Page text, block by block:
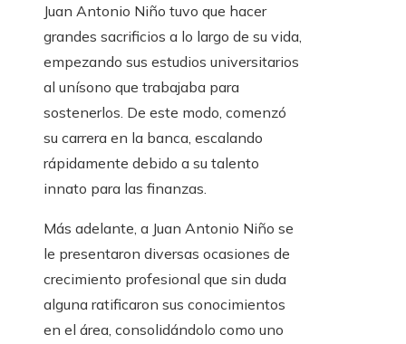
Juan Antonio Niño tuvo que hacer
grandes sacrificios a lo largo de su vida,
empezando sus estudios universitarios
al unísono que trabajaba para
sostenerlos. De este modo, comenzó
su carrera en la banca, escalando
rápidamente debido a su talento
innato para las finanzas.
Más adelante, a Juan Antonio Niño se
le presentaron diversas ocasiones de
crecimiento profesional que sin duda
alguna ratificaron sus conocimientos
en el área, consolidándolo como uno